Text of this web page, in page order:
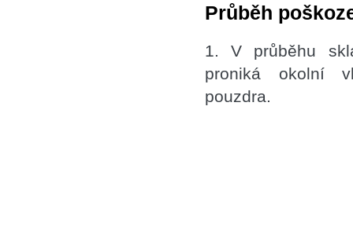
Průběh
1. V průběhu
proniká okolní
pouzdra.